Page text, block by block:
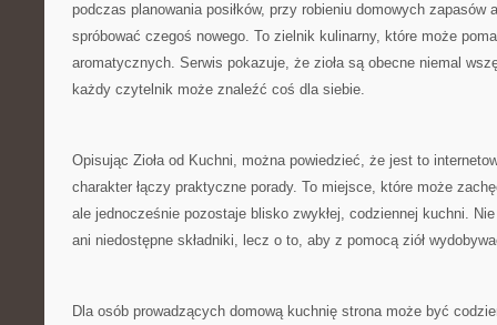
podczas planowania posiłków, przy robieniu domowych zapasów
spróbować czegoś nowego. To zielnik kulinarny, które może
aromatycznych. Serwis pokazuje, że zioła są obecne niemal
każdy czytelnik może znaleźć coś dla siebie.
Opisując Zioła od Kuchni, można powiedzieć, że jest to
charakter łączy praktyczne porady. To miejsce, które może
ale jednocześnie pozostaje blisko zwykłej, codziennej kuchni.
ani niedostępne składniki, lecz o to, aby z pomocą ziół
Dla osób prowadzących domową kuchnię strona może być